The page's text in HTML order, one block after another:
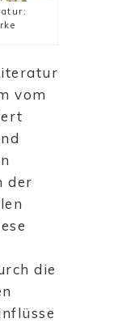
vom
der
die